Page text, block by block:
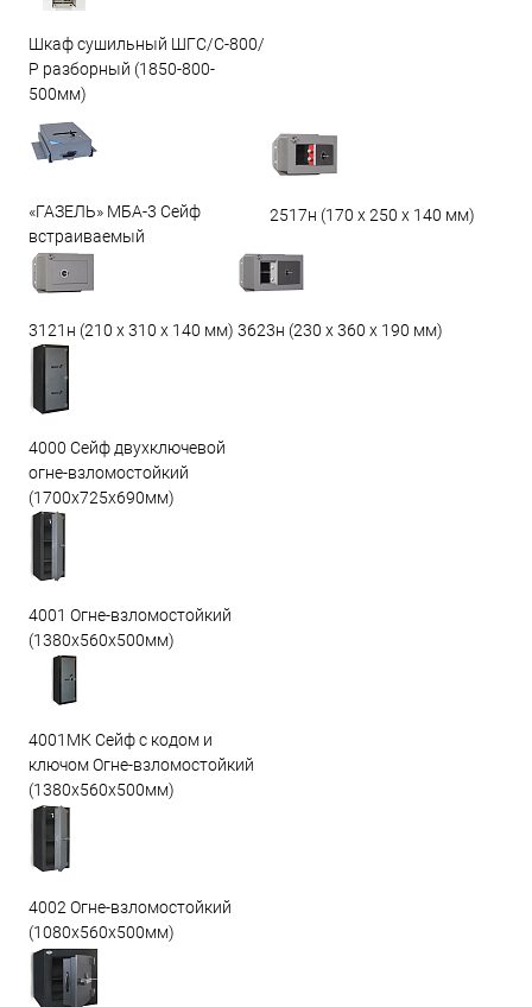
Шкаф сушильный ШГС/С-800/
Р разборный (1850-800-
500мм)
«ГАЗЕЛЬ» МБА-3 Сейф
встраиваемый
2517н (170 х 250 х 140 мм)
3121н (210 х 310 х 140 мм) 3623н (230 х 360 х 190 мм)
4000 Сейф двухключевой
огне-взломостойкий
(1700х725х690мм)
4001 Огне-взломостойкий
(1380х560х500мм)
4001МК Сейф с кодом и
ключом Огне-взломостойкий
(1380х560х500мм)
4002 Огне-взломостойкий
(1080х560х500мм)